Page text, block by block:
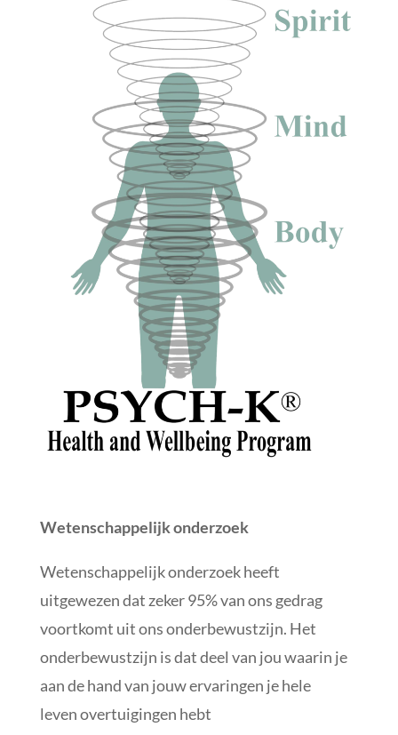
Wetenschappelijk onderzoek
Wetenschappelijk onderzoek heeft
uitgewezen dat zeker 95% van ons gedrag
voortkomt uit ons onderbewustzijn. Het
onderbewustzijn is dat deel van jou waarin je
aan de hand van jouw ervaringen je hele
leven overtuigingen hebt